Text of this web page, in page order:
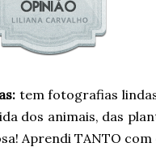
tem fotografias
dos animais, das
Aprendi TANTO